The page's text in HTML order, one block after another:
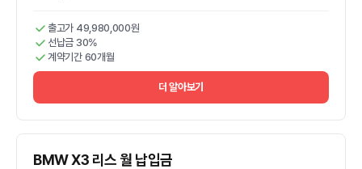
출고가 49,980,000원
선납금 30%
계약기간 60개월
더 알아보기
BMW X3 리스 월 납입금